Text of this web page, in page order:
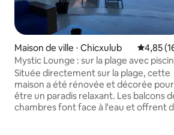
Maison de ville ⋅ Chicxulub
4,85
Mystic Lounge : sur la plage avec
Située directement sur la plage, cette
maison a été rénovée et décorée pour
être un paradis relaxant. Les balcons des
chambres font face à l'eau et offrent